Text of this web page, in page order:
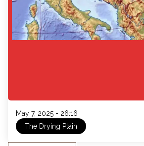
May 7, 2025 - 26:16
The Drying Plain